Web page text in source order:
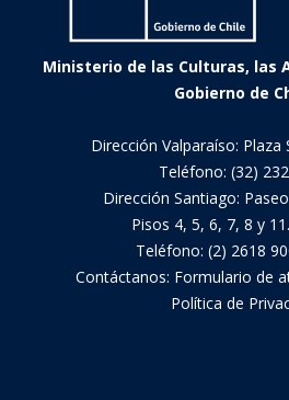
Ministerio de las Culturas, las
Gobierno de
Dirección Valparaíso:
Teléfono: (32)
Dirección Santiago:
Pisos 4, 5, 6, 7, 8 y
Teléfono: (2) 2618
Contáctanos: Formulario de
Política de